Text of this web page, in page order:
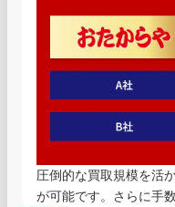
圧倒的な買取規模を活
が可能です。さらに手